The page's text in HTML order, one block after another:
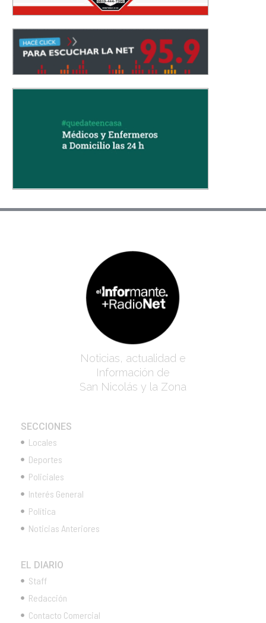
Noticias, actualidad e
Información de
San Nicolás y la Zona
SECCIONES
Locales
Deportes
Policiales
Interés General
Política
Noticias Anteriores
EL DIARIO
Staff
Redacción
Contacto Comercial